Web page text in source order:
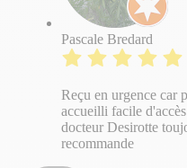
Pascale Bredard
Reçu en urgence car
accueilli facile
docteur Desirotte
recommande